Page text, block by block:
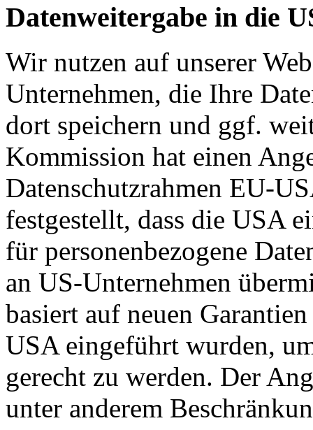
Datenweitergabe in die
Wir nutzen auf unserer
Unternehmen, die Ihre
dort speichern und ggf.
Kommission hat einen
Datenschutzrahmen EU-
festgestellt, dass die USA
für personenbezogene
an US-Unternehmen
basiert auf neuen
USA eingeführt wurden,
gerecht zu werden. Der
unter anderem